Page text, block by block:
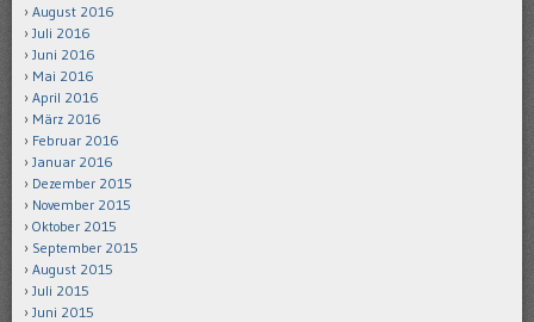
August 2016
Juli 2016
Juni 2016
Mai 2016
April 2016
März 2016
Februar 2016
Januar 2016
Dezember 2015
November 2015
Oktober 2015
September 2015
August 2015
Juli 2015
Juni 2015